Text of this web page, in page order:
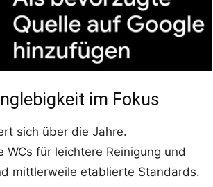
im Fokus
sich über die Jahre.
für leichtere Reinigung und
mittlerweile etablierte Standards.